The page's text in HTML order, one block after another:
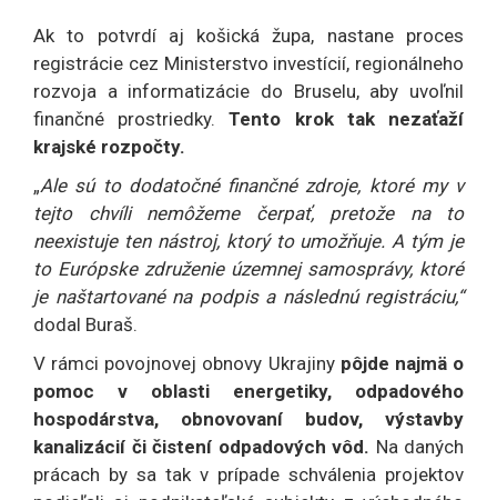
Ak to potvrdí aj košická župa, nastane proces
registrácie cez Ministerstvo investícií, regionálneho
rozvoja a informatizácie do Bruselu, aby uvoľnil
finančné prostriedky.
Tento krok tak nezaťaží
krajské rozpočty.
„Ale sú to dodatočné finančné zdroje, ktoré my v
tejto chvíli nemôžeme čerpať, pretože na to
neexistuje ten nástroj, ktorý to umožňuje. A tým je
to Európske združenie územnej samosprávy, ktoré
je naštartované na podpis a následnú registráciu,“
dodal Buraš.
V rámci povojnovej obnovy Ukrajiny pôjde najmä o
pomoc v oblasti energetiky, odpadového
hospodárstva, obnovovaní budov, výstavby
kanalizácií či čistení odpadových vôd. Na daných
prácach by sa tak v prípade schválenia projektov